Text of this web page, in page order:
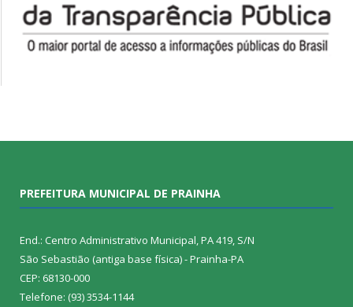
PREFEITURA MUNICIPAL DE PRAINHA
End.: Centro Administrativo Municipal, PA 419, S/N
São Sebastião (antiga base física) - Prainha-PA
CEP: 68130-000
Telefone: (93) 3534-1144